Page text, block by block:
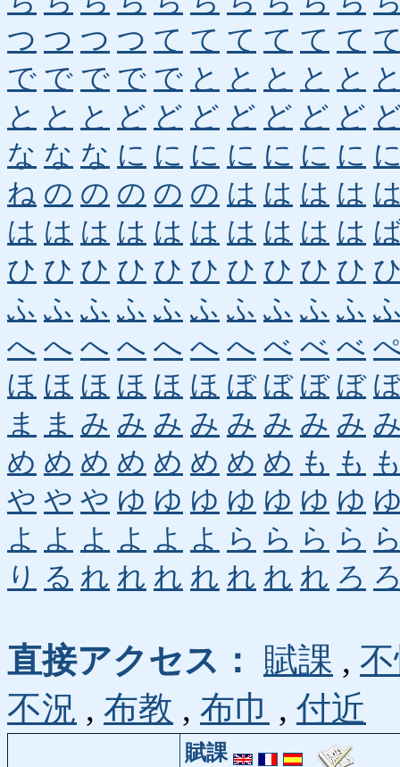
つ つ つ つ て て て て て て
で で で で で と と と と と
と と と ど ど ど ど ど ど ど
な な な に に に に に に に
ね の の の の の は は は は
は は は は は は は は は は
ひ ひ ひ ひ ひ ひ ひ ひ ひ ひ
ふ ふ ふ ふ ふ ふ ふ ふ ふ ふ
へ へ へ へ へ へ へ べ べ べ
ほ ほ ほ ほ ほ ほ ぼ ぼ ぼ ぼ
ま
ま み み み み み み み み
め め め め め め め め も も
や や や ゆ ゆ ゆ ゆ ゆ ゆ ゆ
よ よ よ よ よ よ ら ら ら ら
り る れ れ れ れ れ れ れ ろ
直接アクセス： 賦課 ,
不況 , 布教 , 布巾 , 付近
賦課